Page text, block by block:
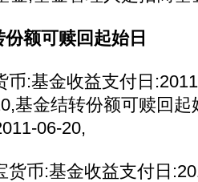
额可赎回起始日
:基金收益支付日
基金结转份额可赎回
06-20,
币:基金收益支付日